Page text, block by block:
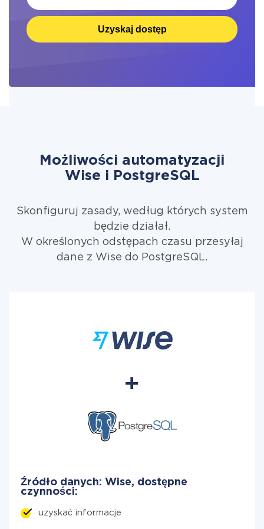
Uzyskaj dostęp
Możliwości automatyzacji
Wise i PostgreSQL
Skonfiguruj zasady, według których system
będzie działał.
W określonych odstępach czasu przesyłaj
dane z Wise do PostgreSQL.
Źródło danych: Wise, dostępne
czynności:
uzyskać informacje